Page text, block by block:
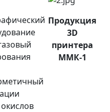
Продукция
3D
принтера
ММК-1